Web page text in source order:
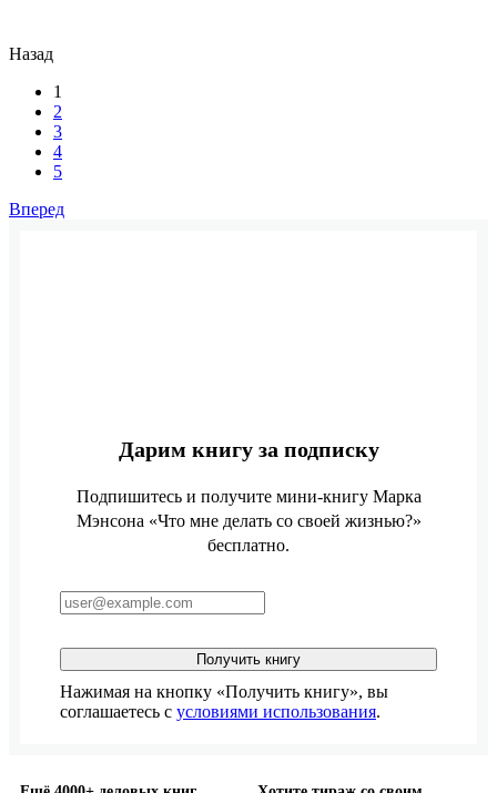
Назад
1
2
3
4
5
Вперед
Дарим книгу за подписку
Подпишитесь и получите мини-книгу Марка
Мэнсона «Что мне делать со своей жизнью?»
бесплатно.
Получить книгу
Нажимая на кнопку «Получить книгу», вы
соглашаетесь с условиями использования.